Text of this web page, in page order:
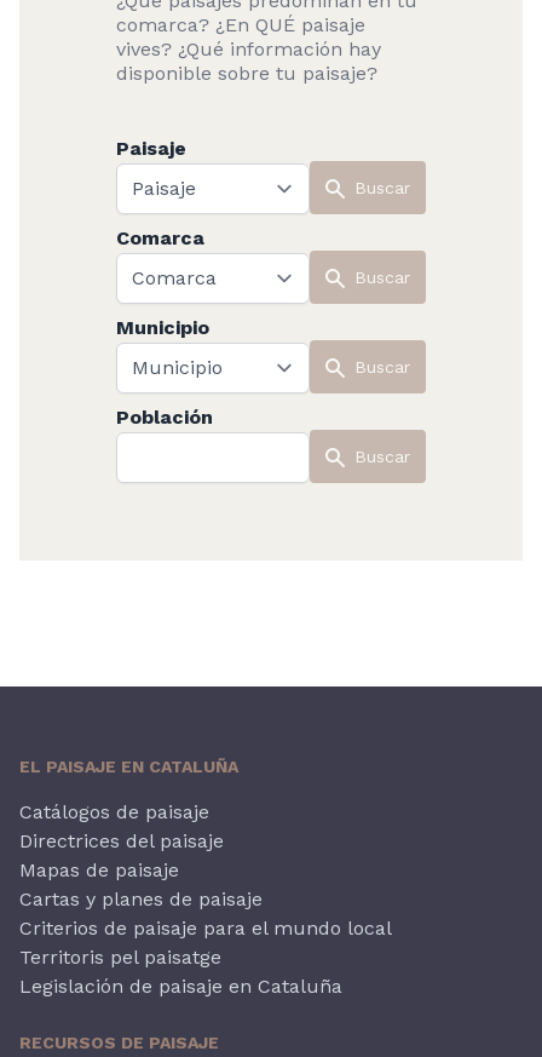
comarca? ¿En QUÉ paisaje
vives? ¿Qué información hay
disponible sobre tu paisaje?
Paisaje
Buscar
Comarca
Buscar
Municipio
Buscar
Población
Buscar
EL PAISAJE EN CATALUÑA
Catálogos de paisaje
Directrices del paisaje
Mapas de paisaje
Cartas y planes de paisaje
Criterios de paisaje para el mundo local
Territoris pel paisatge
Legislación de paisaje en Cataluña
RECURSOS DE PAISAJE